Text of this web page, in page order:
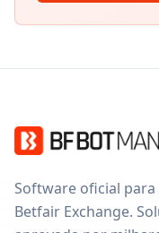
Software oficial
Betfair Exchange.